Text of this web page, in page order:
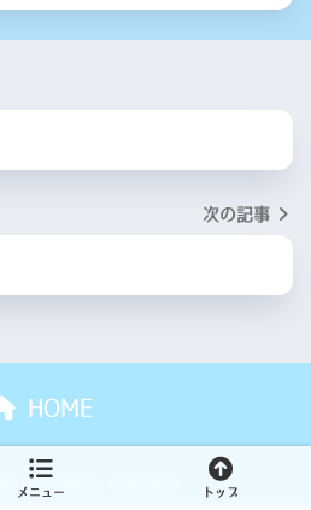
次の記事
HOME
All rights reserved.
メニュー トップ